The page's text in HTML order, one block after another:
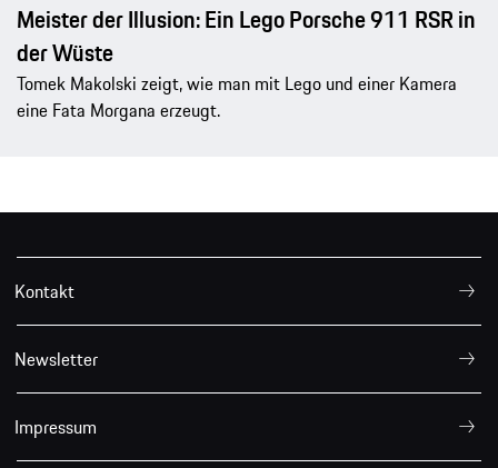
Meister der Illusion: Ein Lego Porsche 911 RSR in
der Wüste
Tomek Makolski zeigt, wie man mit Lego und einer Kamera
eine Fata Morgana erzeugt.
Kontakt
Newsletter
Impressum